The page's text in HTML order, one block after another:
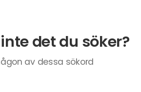
det du söker?
av dessa sökord